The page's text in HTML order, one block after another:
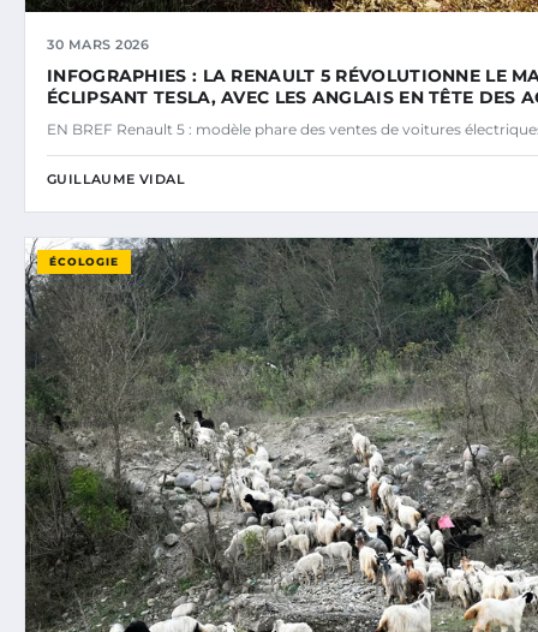
30 MARS 2026
INFOGRAPHIES : LA RENAULT 5 RÉVOLUTIONNE LE
ÉCLIPSANT TESLA, AVEC LES ANGLAIS EN TÊTE DES
EN BREF Renault 5 : modèle phare des ventes de voitures
GUILLAUME VIDAL
ÉCOLOGIE